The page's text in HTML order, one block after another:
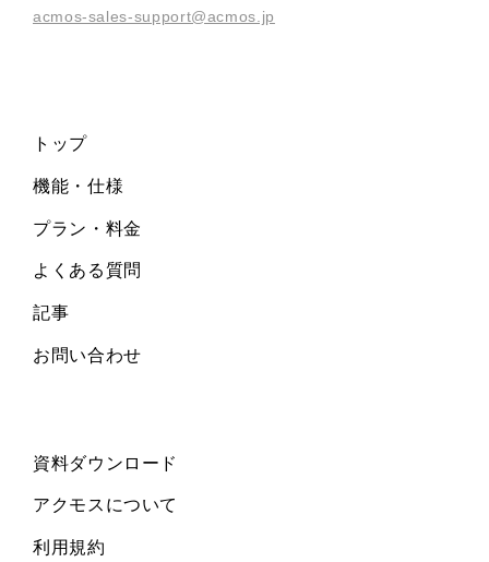
acmos-sales-support@acmos.jp
トップ
機能・仕様
プラン・料金
よくある質問
記事
お問い合わせ
資料ダウンロード
アクモスについて
利用規約